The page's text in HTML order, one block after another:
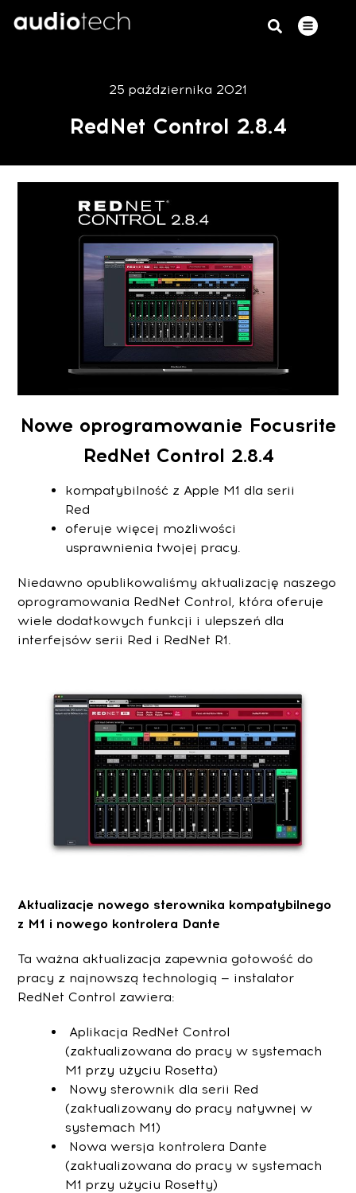
25 października 2021
RedNet Control 2.8.4
Nowe oprogramowanie Focusrite
RedNet Control 2.8.4
kompatybilność z Apple M1 dla serii
Red
oferuje więcej możliwości
usprawnienia twojej pracy.
Niedawno opublikowaliśmy aktualizację naszego
oprogramowania RedNet Control, która oferuje
wiele dodatkowych funkcji i ulepszeń dla
interfejsów serii Red i RedNet R1.
Aktualizacje nowego sterownika kompatybilnego
z M1 i nowego kontrolera Dante
Ta ważna aktualizacja zapewnia gotowość do
pracy z najnowszą technologią — instalator
RedNet Control zawiera:
Aplikacja RedNet Control
(zaktualizowana do pracy w systemach
M1 przy użyciu Rosetta)
Nowy sterownik dla serii Red
(zaktualizowany do pracy natywnej w
systemach M1)
Nowa wersja kontrolera Dante
(zaktualizowana do pracy w systemach
M1 przy użyciu Rosetty)